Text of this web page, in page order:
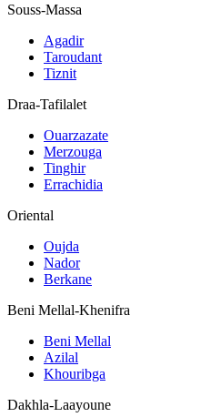
Souss-Massa
Agadir
Taroudant
Tiznit
Draa-Tafilalet
Ouarzazate
Merzouga
Tinghir
Errachidia
Oriental
Oujda
Nador
Berkane
Beni Mellal-Khenifra
Beni Mellal
Azilal
Khouribga
Dakhla-Laayoune